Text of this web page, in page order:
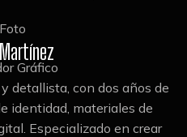
Gráfico
detallista, con dos años de
identidad, materiales de
Especializado en crear